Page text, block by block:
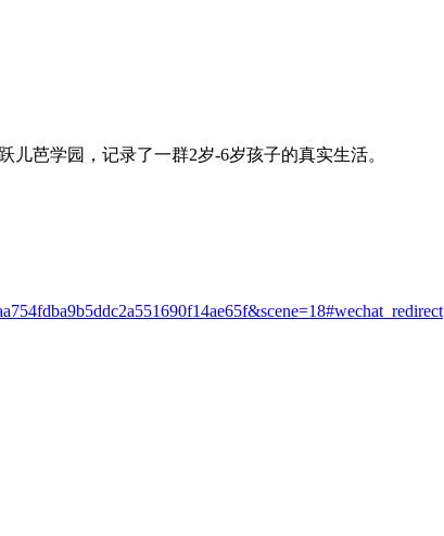
儿芭学园，记录了一群2岁-6岁孩子的真实生活。